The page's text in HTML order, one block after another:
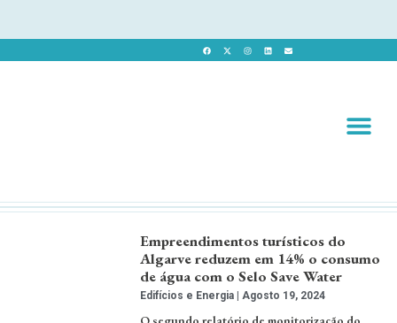
Empreendimentos turísticos do
Algarve reduzem em 14% o consumo
de água com o Selo Save Water
Edifícios e Energia Agosto 19, 2024